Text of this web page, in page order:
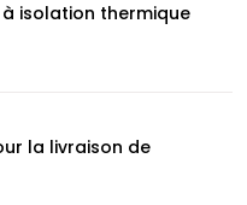
isolation thermique
la livraison de